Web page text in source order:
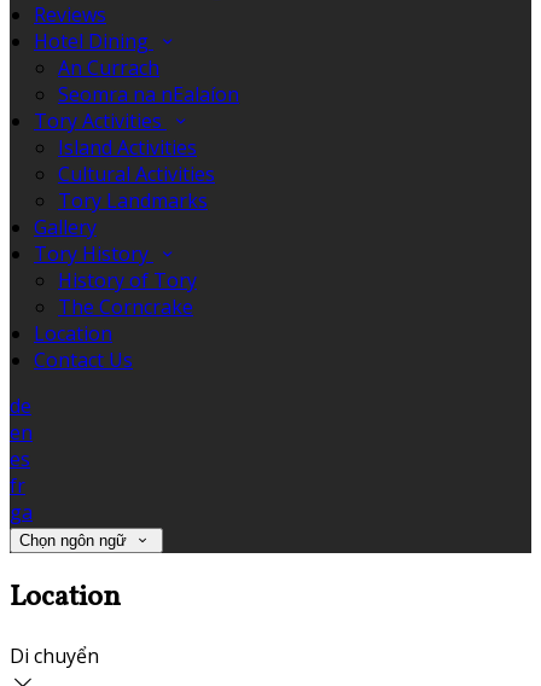
Reviews
Hotel Dining
An Currach
Seomra na nEalaíon
Tory Activities
Island Activities
Cultural Activities
Tory Landmarks
Gallery
Tory History
History of Tory
The Corncrake
Location
Contact Us
de
en
es
fr
ga
Chọn ngôn ngữ
Location
Di chuyển